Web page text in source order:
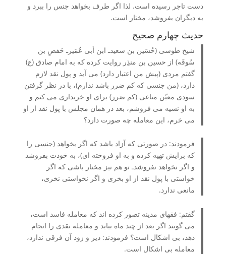
دست تاجر رسیده است. لذا اگر طرف بخواهد جنس را ببرد و
به دیگران بفروشد، مختار است.
حدیث چهارم صحیح
شیخ طوسی (حُسَین بن سعیدـ ابن أبی عُمَیرـ حَفصِ بن
سُوقَه) از حسین بن منذِر روایت کرده که به امام صادق (ع)
گفتم مردی (پیش من اعتبار دارد) می آید و پول نقد لازم
دارد، (من جنسی که کم ضرر باشد ندارم)، با در نظر گرفتن
سودی معیّن متاعی (کم ضرر) برای او خریداری می کنم و
به او نسیه می فروشم، بعد در همان مجلس با پول نقد از او
می خرم، این معامله چه صورت دارد؟
فرمودند: در صورتی که آزاد باشد که اگر بخواهد (جنسی را
که برایش تهیه کرده و به او فروخته ای)، به خودت بفروشد
و اگر نخواهد نفروشدـ تو هم نیز مختار باشی که اگر
خواستی با پول نقد از او بخری و اگر نخواستی نخری،
مانعی ندارد.
گفتم: فقهای مدینه تصور کرده اند که معامله فاسد است،
می گویند اگر بعد از چند ماه بیاید و معامله نقدی را انجام
دهد، بی اشکال است؟ فرمودند: دیر و زود آن فرقی ندارد،
معامله بی اشکال است.